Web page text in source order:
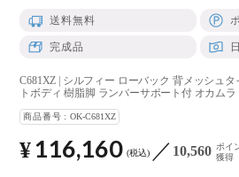
送料無料
完成品
C681XZ | シルフィー ローバック 背メッシュ
トボディ 樹脂脚 ランバーサポート付 オカムラ
商品番号 OK-C681XZ
¥ 116,160 税込 10,560 ポイ
獲得